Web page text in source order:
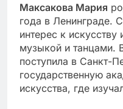
Максакова Мария
года в Ленинграде.
интерес к искусству
музыкой и танцами.
поступила в Санкт-
государственную
искусства, где